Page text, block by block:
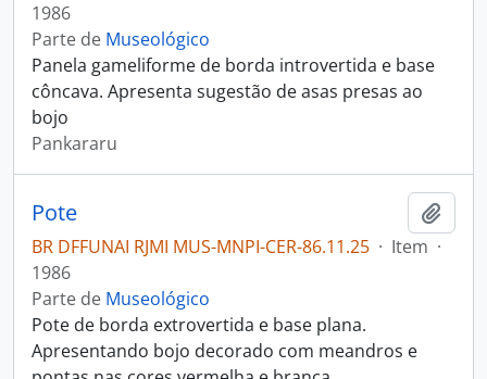
1986
Parte de Museológico
Panela gameliforme de borda introvertida e base
côncava. Apresenta sugestão de asas presas ao
bojo
Pankararu
Pote
BR DFFUNAI RJMI MUS-MNPI-CER-86.11.25 · Item ·
1986
Parte de Museológico
Pote de borda extrovertida e base plana.
Apresentando bojo decorado com meandros e